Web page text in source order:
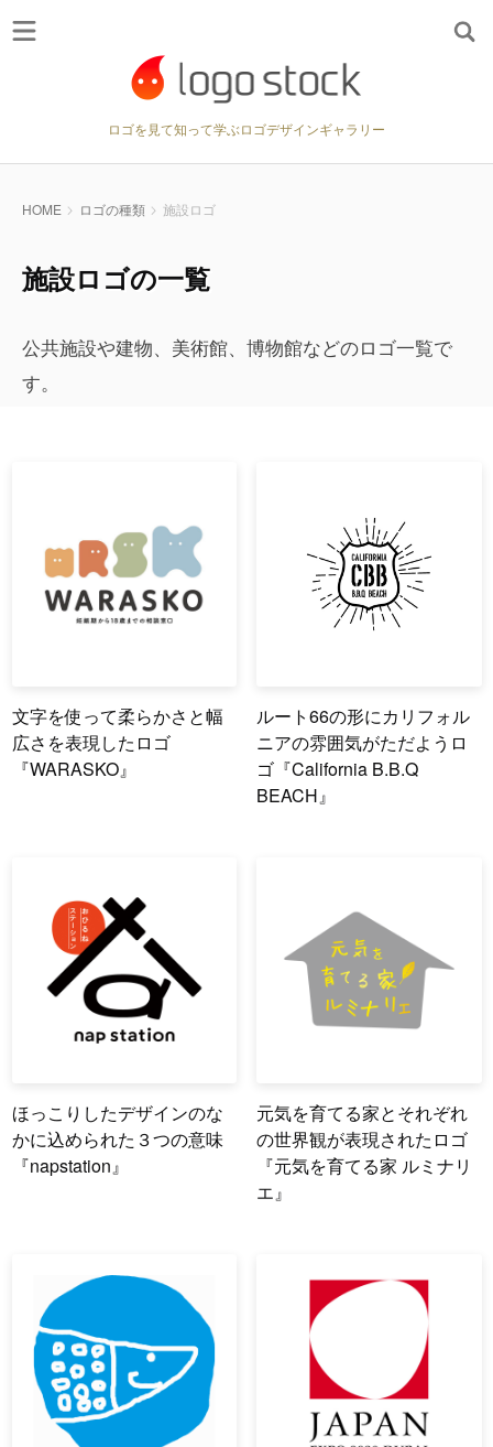
ロゴを見て知って学ぶロゴデザインギャラリー
HOME ロゴの種類 施設ロゴ
施設ロゴの一覧
公共施設や建物、美術館、博物館などのロゴ一覧で
す。
文字を使って柔らかさと幅
広さを表現したロゴ
『WARASKO』
ルート66の形にカリフォル
ニアの雰囲気がただようロ
ゴ『California B.B.Q
BEACH』
ほっこりしたデザインのな
かに込められた３つの意味
『napstation』
元気を育てる家とそれぞれ
の世界観が表現されたロゴ
『元気を育てる家 ルミナリ
エ』